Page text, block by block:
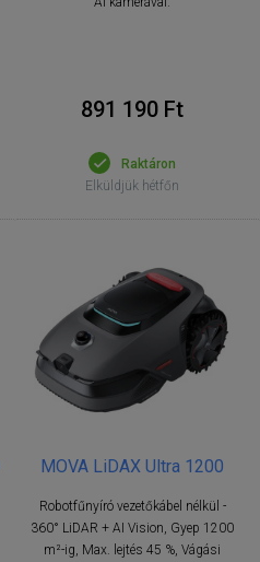
891 190 Ft
Raktáron
Elküldjük hétfőn
MOVA LiDAX Ultra 1200
Robotfűnyíró vezetőkábel nélkül -
360° LiDAR + AI Vision, Gyep 1200
m²-ig, Max. lejtés 45 %, Vágási